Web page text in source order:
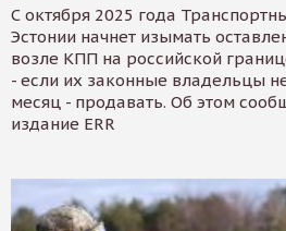
С октября 2025 года
Эстонии начнет изымать
возле КПП на российской
- если их законные владельцы
месяц - продавать. Об этом
издание ERR